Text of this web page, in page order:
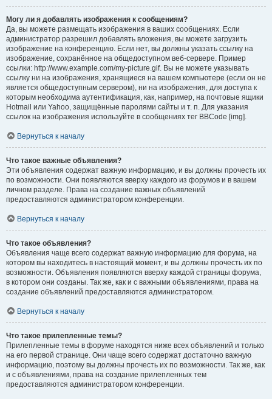
Могу ли я добавлять изображения к сообщениям?
Да, вы можете размещать изображения в ваших сообщениях. Если
администратор разрешил добавлять вложения, вы можете загрузить
изображение на конференцию. Если нет, вы должны указать ссылку на
изображение, сохранённое на общедоступном веб-сервере. Пример
ссылки: http://www.example.com/my-picture.gif. Вы не можете указывать
ссылку ни на изображения, хранящиеся на вашем компьютере (если он не
является общедоступным сервером), ни на изображения, для доступа к
которым необходима аутентификация, как, например, на почтовые ящики
Hotmail или Yahoo, защищённые паролями сайты и т. п. Для указания
ссылок на изображения используйте в сообщениях тег BBCode [img].
Вернуться к началу
Что такое важные объявления?
Эти объявления содержат важную информацию, и вы должны прочесть их
по возможности. Они появляются вверху каждого из форумов и в вашем
личном разделе. Права на создание важных объявлений
предоставляются администратором конференции.
Вернуться к началу
Что такое объявления?
Объявления чаще всего содержат важную информацию для форума, на
котором вы находитесь в настоящий момент, и вы должны прочесть их по
возможности. Объявления появляются вверху каждой страницы форума,
в котором они созданы. Так же, как и с важными объявлениями, права на
создание объявлений предоставляются администратором.
Вернуться к началу
Что такое прилепленные темы?
Прилепленные темы в форуме находятся ниже всех объявлений и только
на его первой странице. Они чаще всего содержат достаточно важную
информацию, поэтому вы должны прочесть их по возможности. Так же, как
и с объявлениями, права на создание прилепленных тем
предоставляются администратором конференции.